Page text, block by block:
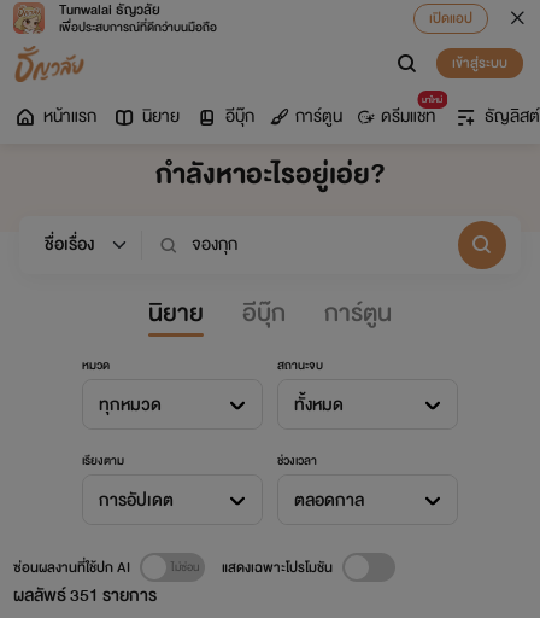
Tunwalai ธัญวลัย
เพื่อประสบการณ์ที่ดีกว่าบนมือถือ
เปิดแอป
เข้าสู่ระบบ
หน้าแรก นิยาย อีบุ๊ก การ์ตูน
มาใหม่
ดรีมแชท ธัญลิสต์
กำลังหาอะไรอยู่เอ่ย?
นิยาย อีบุ๊ก การ์ตูน
หมวด
ทุกหมวด
สถานะจบ
ทั้งหมด
เรียงตาม
การอัปเดต
ช่วงเวลา
ตลอดกาล
ผลลัพธ์351 รายการ
ซ่อนผลงานที่ใช้ปก AI แสดงเฉพาะโปรโมชัน